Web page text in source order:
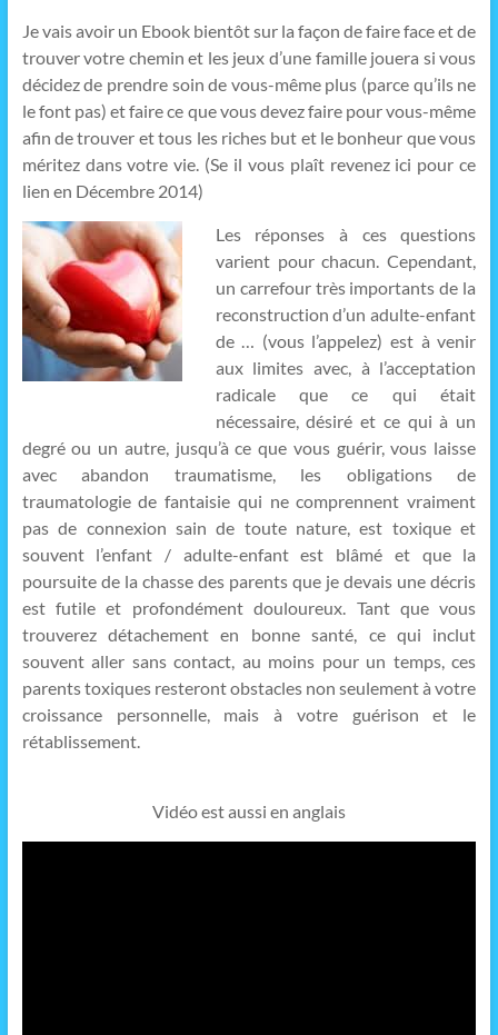
Je vais avoir un Ebook bientôt sur la façon de faire face et de
trouver votre chemin et les jeux d’une famille jouera si vous
décidez de prendre soin de vous-même plus (parce qu’ils ne
le font pas) et faire ce que vous devez faire pour vous-même
afin de trouver et tous les riches but et le bonheur que vous
méritez dans votre vie. (Se il vous plaît revenez ici pour ce
lien en Décembre 2014)
Les réponses à ces questions
varient pour chacun. Cependant,
un carrefour très importants de la
reconstruction d’un adulte-enfant
de … (vous l’appelez) est à venir
aux limites avec, à l’acceptation
radicale que ce qui était
nécessaire, désiré et ce qui à un
degré ou un autre, jusqu’à ce que vous guérir, vous laisse
avec abandon traumatisme, les obligations de
traumatologie de fantaisie qui ne comprennent vraiment
pas de connexion sain de toute nature, est toxique et
souvent l’enfant / adulte-enfant est blâmé et que la
poursuite de la chasse des parents que je devais une décris
est futile et profondément douloureux. Tant que vous
trouverez détachement en bonne santé, ce qui inclut
souvent aller sans contact, au moins pour un temps, ces
parents toxiques resteront obstacles non seulement à votre
croissance personnelle, mais à votre guérison et le
rétablissement.
Vidéo est aussi en anglais